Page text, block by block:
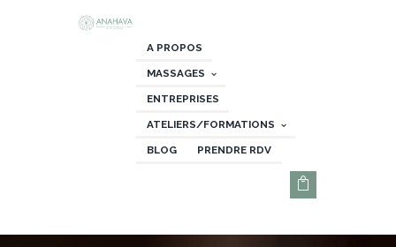
A PROPOS
MASSAGES
ENTREPRISES
ATELIERS/FORMATIONS
BLOG PRENDRE RDV